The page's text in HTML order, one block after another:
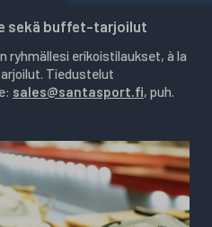
sekä buffet-tarjoilut
ryhmällesi erikoistilaukset, à la
Tiedustelut
sales@santasport.fi, puh.